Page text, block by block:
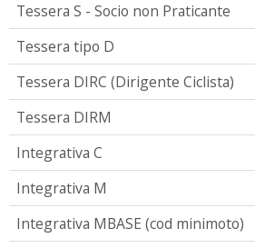
Tessera S - Socio non Praticante
Tessera tipo D
Tessera DIRC (Dirigente Ciclista)
Tessera DIRM
Integrativa C
Integrativa M
Integrativa MBASE (cod minimoto)